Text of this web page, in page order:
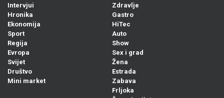
Intervjui
Hronika
Ekonomija
Sport
Regija
Evropa
Svijet
Društvo
Mini market
Zdravlje
Gastro
HiTec
Auto
Show
Sex i grad
Žena
Estrada
Zabava
Frljoka